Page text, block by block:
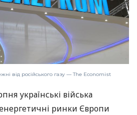
від російського газу — The Economist
українські війська
енергетичні ринки Європи